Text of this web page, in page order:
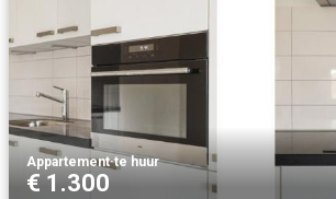
Appartement·te huur
€ 1.300